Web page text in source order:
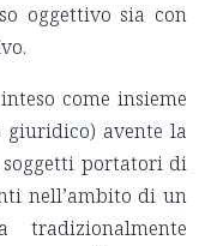
oggettivo sia con
come insieme
avente la
portatori di
nell’ambito di un